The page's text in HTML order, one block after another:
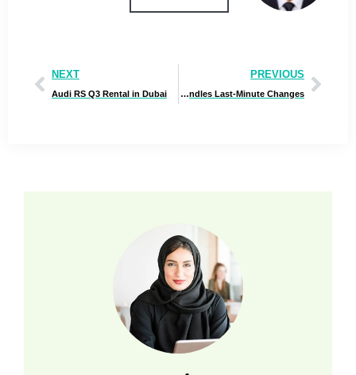
PREVIOUS
How an Event Photographer Handles Last-Minute Changes
NEXT
Audi RS Q3 Rental in Dubai